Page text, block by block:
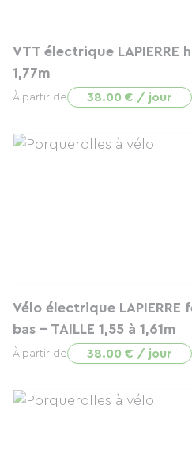
VTT électrique LAPIERRE
1,77m
À partir de 38.00 € / jour
Vélo électrique
bas - TAILLE 1,55 à 1,61m
À partir de 38.00 € / jour